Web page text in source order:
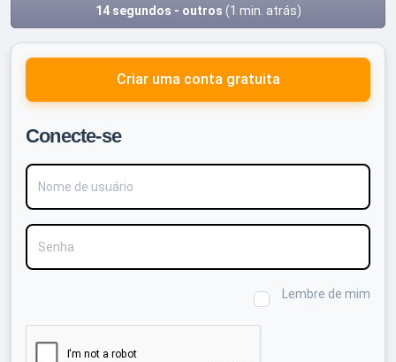
14 segundos - outros (1 min. atrás)
Criar uma conta gratuita
Conecte-se
Nome de usuário
Senha
Lembre de mim